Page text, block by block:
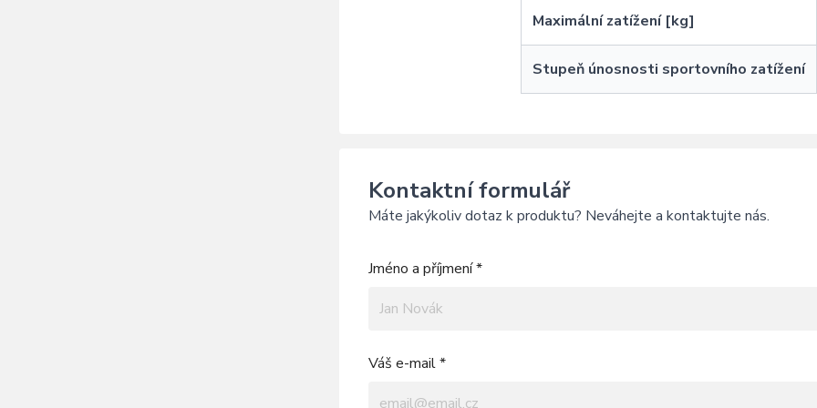
Maximální zatížení [kg]
Stupeň únosnosti sportovního zatížení
Kontaktní formulář
Máte jakýkoliv dotaz k produktu? Neváhejte a kontaktujte nás.
Jméno a příjmení *
Váš e-mail *